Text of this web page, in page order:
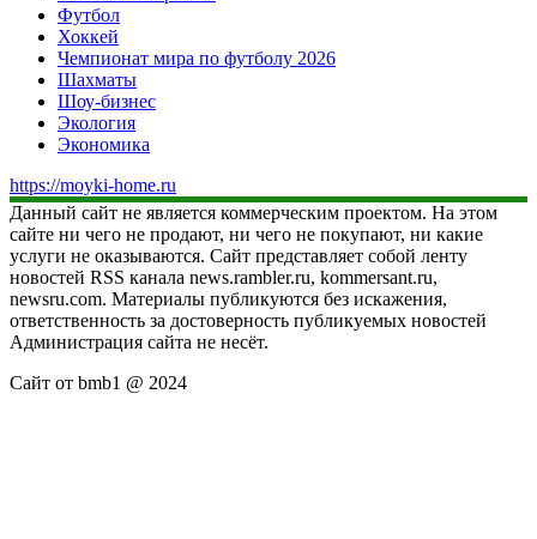
Футбол
Хоккей
Чемпионат мира по футболу 2026
Шахматы
Шоу-бизнес
Экология
Экономика
https://moyki-home.ru
Данный сайт не является коммерческим проектом. На этом
сайте ни чего не продают, ни чего не покупают, ни какие
услуги не оказываются. Сайт представляет собой ленту
новостей RSS канала news.rambler.ru, kommersant.ru,
newsru.com. Материалы публикуются без искажения,
ответственность за достоверность публикуемых новостей
Администрация сайта не несёт.
Сайт от bmb1 @ 2024